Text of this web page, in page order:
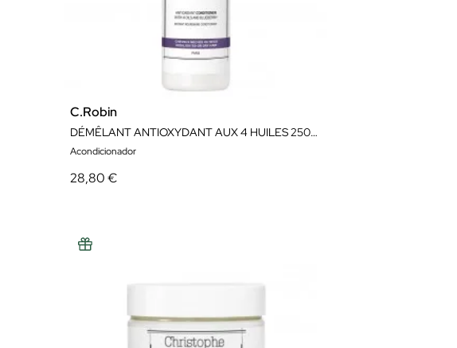
C.Robin
DÉMÊLANT ANTIOXYDANT AUX 4 HUILES 250ML
Acondicionador
28,80 €